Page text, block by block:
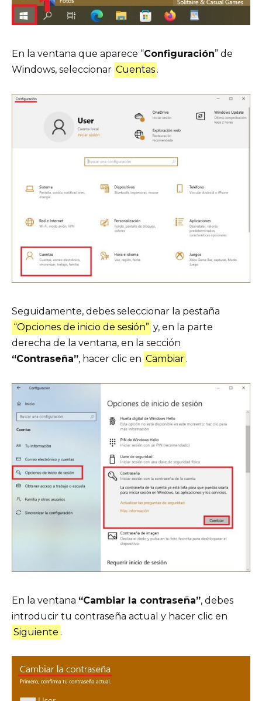
En la ventana que aparece “Configuración” de
Windows, seleccionar Cuentas .
Seguidamente, debes seleccionar la pestaña
“Opciones de inicio de sesión” y, en la parte
derecha de la ventana, en la sección
“Contraseña”, hacer clic en Cambiar .
En la ventana “Cambiar la contraseña”, debes
introducir tu contraseña actual y hacer clic en
Siguiente .